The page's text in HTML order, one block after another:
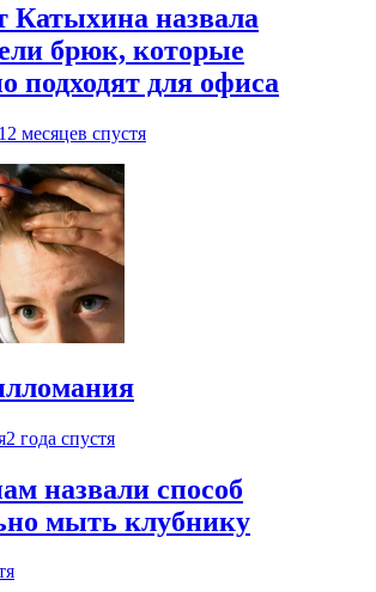
Катыхина назвала
брюк, которые
подходят для офиса
12 месяцев спустя
2 года спустя
назвали способ
мыть клубнику